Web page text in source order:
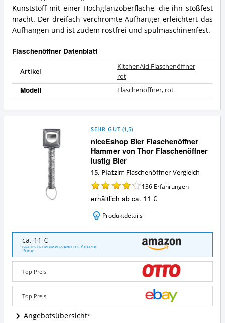
Zusammenfassung:
bietet
dieser
Kunststoff mit einer Hochglanzoberfläche, die ihn stoßfest
macht. Der dreifach verchromte Aufhänger erleichtert das
Aufhängen und ist zudem rostfrei und spülmaschinenfest.
Flaschenöffner Datenblatt
Artikel
KitchenAid Flaschenöffner
rot
Modell Flaschenöffner, rot
Flaschenöffner?
niceEshop Bier Flaschenöffner
Hammer von Thor Flaschenöffner
lustig Bier
SEHR GUT (1,5)
15. Platzim Flaschenöffner-Vergleich
136 Erfahrungen
erhältlich ab ca. 11 €
Produktdetails
niceEshop
Bier
Flaschenöffner
Hammer
von
Thor
lustig
Bier
Angebote:
ca. 11 €
GRATIS PREMIUMVERSAND mit Amazon
Prime
Top Preis
Top Preis
Angebotsübersicht